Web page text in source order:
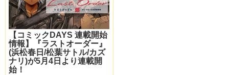
【コミックDAYS 連載開始
情報】『ラストオーダー』
(浜松春日/松葉サトル/カズ
ナリ)が5月4日より連載開
始！